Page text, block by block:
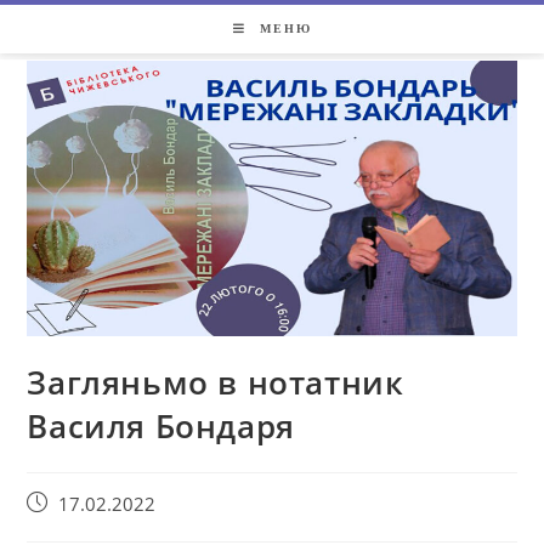
МЕНЮ
Загляньмо в нотатник
Василя Бондаря
17.02.2022